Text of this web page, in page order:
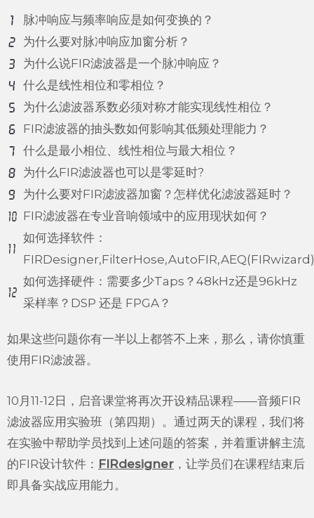
脉冲响应与频率响应是如何变换的？
为什么要对脉冲响应加窗分析？
为什么说FIR滤波器是一个脉冲响应？
什么是线性相位和零相位？
为什么滤波器系数必须对称才能实现线性相位？
FIR滤波器的抽头数如何影响其低频处理能力？
什么是最小相位、线性相位与最大相位？
为什么FIR滤波器也可以是零延时?
为什么要对FIR滤波器加窗？怎样优化滤波器延时？
FIR滤波器在专业音响领域中的应用现状如何？
如何选择软件：
如何选择硬件：需要多少Taps？48kHz还是96kHz
采样率？DSP 还是 FPGA？
如果这些问题你有一半以上都答不上来，那么，请你慎重
使用FIR滤波器。
10月11-12日，启音课堂将再次开设精品课程——音频FIR
滤波器应用实验班（第四期）。通过两天的课程，我们将
在实验中帮助学员找到上述问题的答案，并着重讲解主流
的FIR设计软件： FIRdesigner ，让学员们在课程结束后
即具备实战应用能力。